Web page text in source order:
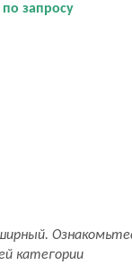
по запросу
категории